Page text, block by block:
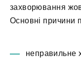
захворювання
Основні причини
неправильне